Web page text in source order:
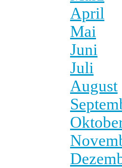
April
Mai
Juni
Juli
August